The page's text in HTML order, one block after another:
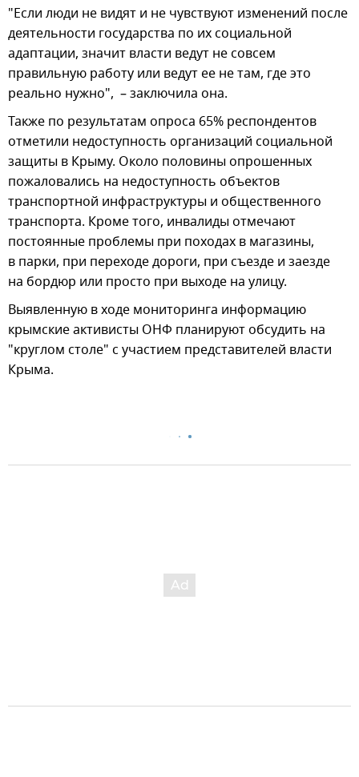
"Если люди не видят и не чувствуют изменений после
деятельности государства по их социальной
адаптации, значит власти ведут не совсем
правильную работу или ведут ее не там, где это
реально нужно", – заключила она.
Также по результатам опроса 65% респондентов
отметили недоступность организаций социальной
защиты в Крыму. Около половины опрошенных
пожаловались на недоступность объектов
транспортной инфраструктуры и общественного
транспорта. Кроме того, инвалиды отмечают
постоянные проблемы при походах в магазины,
в парки, при переходе дороги, при съезде и заезде
на бордюр или просто при выходе на улицу.
Выявленную в ходе мониторинга информацию
крымские активисты ОНФ планируют обсудить на
"круглом столе" с участием представителей власти
Крыма.